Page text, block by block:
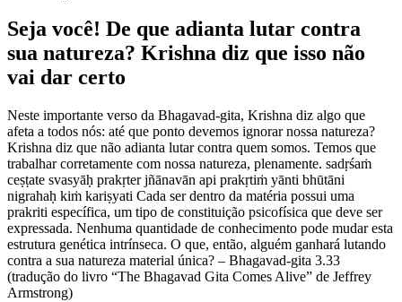
Seja você! De que adianta lutar contra
sua natureza? Krishna diz que isso não
vai dar certo
Neste importante verso da Bhagavad-gita, Krishna diz algo que
afeta a todos nós: até que ponto devemos ignorar nossa natureza?
Krishna diz que não adianta lutar contra quem somos. Temos que
trabalhar corretamente com nossa natureza, plenamente. sadṛśaṁ
ceṣṭate svasyāḥ prakṛter jñānavān api prakṛtiṁ yānti bhūtāni
nigrahaḥ kiṁ kariṣyati Cada ser dentro da matéria possui uma
prakriti específica, um tipo de constituição psicofísica que deve ser
expressada. Nenhuma quantidade de conhecimento pode mudar esta
estrutura genética intrínseca. O que, então, alguém ganhará lutando
contra a sua natureza material única? – Bhagavad-gita 3.33
(tradução do livro “The Bhagavad Gita Comes Alive” de Jeffrey
Armstrong)